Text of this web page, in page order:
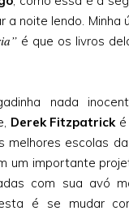
a noite lendo. Minha
é que os livros
nada
Derek Fitzpatrické
melhores escolas da
um importante
com sua avó
é se mudar